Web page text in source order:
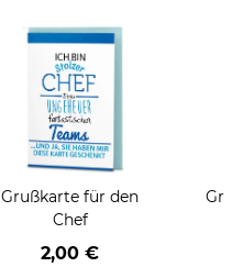
Grußkarte für den
Chef
2,00 €